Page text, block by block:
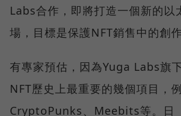
Labs合作，即將打造一個新的以
場，目標是保護NFT銷售中的創作
有專家預估，因為Yuga Labs旗
NFT歷史上最重要的幾個項目，
CryptoPunks、Meebits等。日